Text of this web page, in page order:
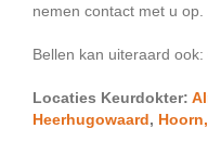
nemen contact met u op.
Bellen kan uiteraard ook:
Locaties Keurdokter:
Heerhugowaard, Hoorn,